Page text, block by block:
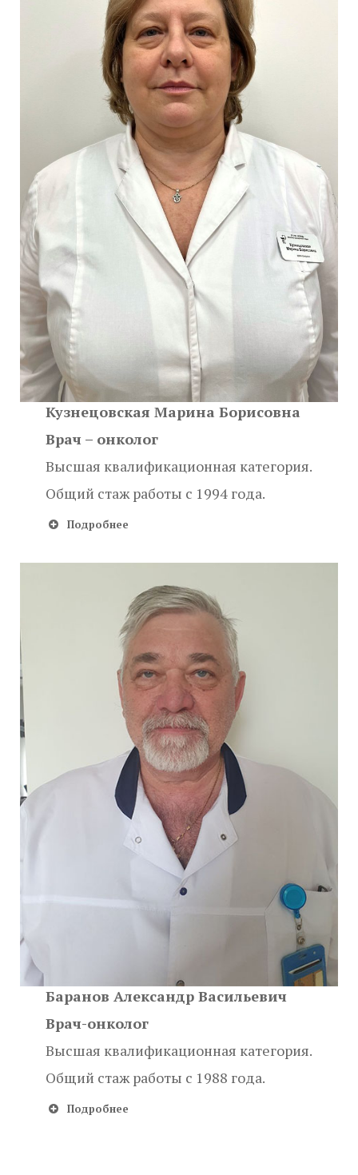
Кузнецовская Марина Борисовна
Врач – онколог
Высшая квалификационная категория.
Общий стаж работы с 1994 года.
Подробнее
Баранов Александр Васильевич
Врач-онколог
Высшая квалификационная категория.
Общий стаж работы с 1988 года.
Подробнее